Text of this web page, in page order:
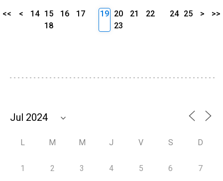
<< < 14 15 16
17
18
19 20 21
22
23
24 25 > >>
L M M J V S D
1 2 3 4 5 6 7